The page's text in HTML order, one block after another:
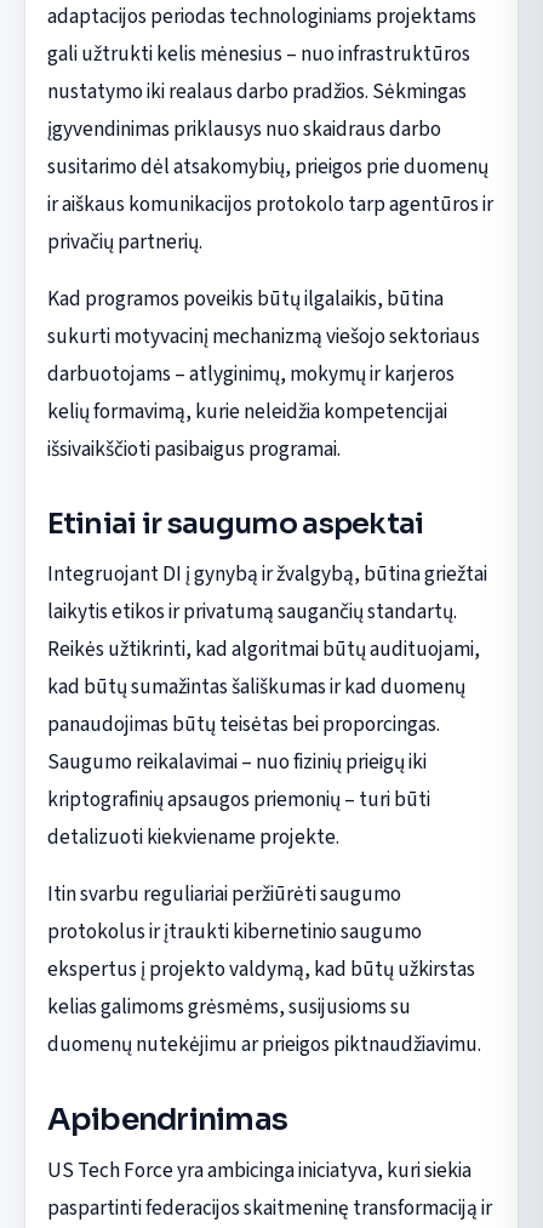
adaptacijos periodas technologiniams projektams
gali užtrukti kelis mėnesius – nuo infrastruktūros
nustatymo iki realaus darbo pradžios. Sėkmingas
įgyvendinimas priklausys nuo skaidraus darbo
susitarimo dėl atsakomybių, prieigos prie duomenų
ir aiškaus komunikacijos protokolo tarp agentūros ir
privačių partnerių.
Kad programos poveikis būtų ilgalaikis, būtina
sukurti motyvacinį mechanizmą viešojo sektoriaus
darbuotojams – atlyginimų, mokymų ir karjeros
kelių formavimą, kurie neleidžia kompetencijai
išsivaikščioti pasibaigus programai.
Etiniai ir saugumo aspektai
Integruojant DI į gynybą ir žvalgybą, būtina griežtai
laikytis etikos ir privatumą saugančių standartų.
Reikės užtikrinti, kad algoritmai būtų audituojami,
kad būtų sumažintas šališkumas ir kad duomenų
panaudojimas būtų teisėtas bei proporcingas.
Saugumo reikalavimai – nuo fizinių prieigų iki
kriptografinių apsaugos priemonių – turi būti
detalizuoti kiekviename projekte.
Itin svarbu reguliariai peržiūrėti saugumo
protokolus ir įtraukti kibernetinio saugumo
ekspertus į projekto valdymą, kad būtų užkirstas
kelias galimoms grėsmėms, susijusioms su
duomenų nutekėjimu ar prieigos piktnaudžiavimu.
Apibendrinimas
US Tech Force yra ambicinga iniciatyva, kuri siekia
paspartinti federacijos skaitmeninę transformaciją ir